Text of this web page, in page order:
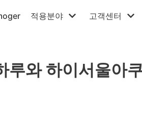
적용분야 고객센터
루와 하이서울아